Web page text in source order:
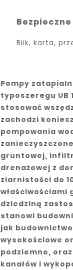
Blik, karta,
Pompy
typoszeregu UB
stosować
zachodzi
pompowania
gruntowej,
drenażowej z
ziarnistości do
właściwościami
dziedziną
stanowi
jak budownictwo
wysokościowe
podziemne,
kanałów i